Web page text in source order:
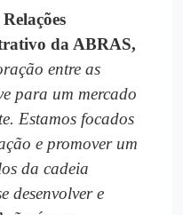
da ABRAS,
entre as
para um mercado
Estamos focados
e promover um
da cadeia
desenvolver e